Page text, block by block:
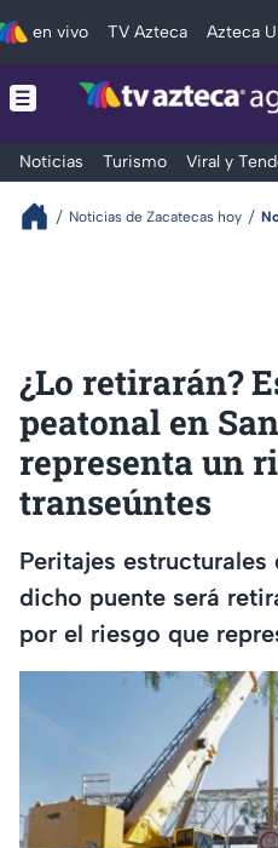
en vivo TV Azteca Azteca
Noticias Turismo Viral y
Noticias de Zacatecas hoy
¿Lo retirarán?
peatonal en
representa un
transeúntes
Peritajes
dicho puente será
por el riesgo que